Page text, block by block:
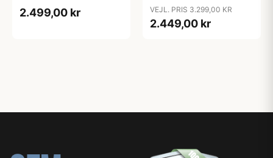
2014- - Multi-link,
2.499,00 kr
1.4 TSi, 1.6, 2.0, 2.0T /
DSG, 1.9 TDi
VEJL. PRIS 3.299,00 KR
2.449,00 kr